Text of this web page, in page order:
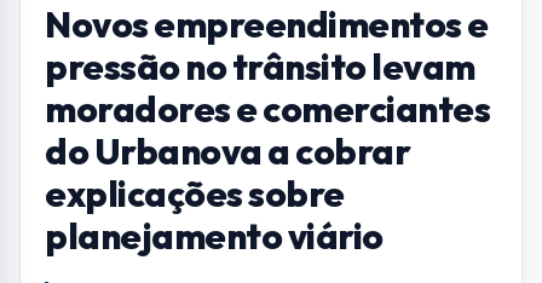
Novos empreendimentos e
pressão no trânsito levam
moradores e comerciantes
do Urbanova a cobrar
explicações sobre
planejamento viário